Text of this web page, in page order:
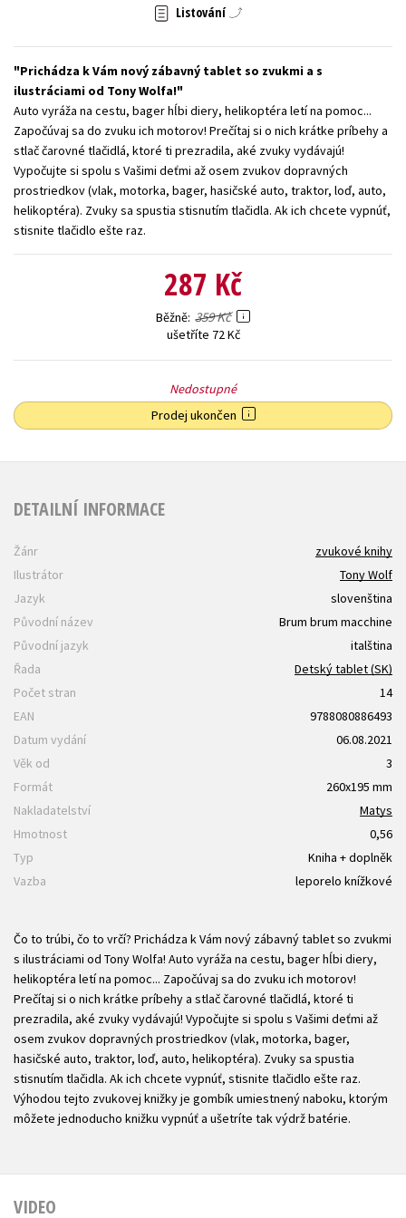
Zahraniční literatura
Všechny tituly
Listování
Prichádza k Vám nový zábavný tablet so zvukmi a s
ilustráciami od Tony Wolfa!
Auto vyráža na cestu, bager hĺbi diery, helikoptéra letí na pomoc...
Započúvaj sa do zvuku ich motorov! Prečítaj si o nich krátke príbehy a
stlač čarovné tlačidlá, ktoré ti prezradila, aké zvuky vydávajú!
Vypočujte si spolu s Vašimi deťmi až osem zvukov dopravných
prostriedkov (vlak, motorka, bager, hasičské auto, traktor, loď, auto,
helikoptéra). Zvuky sa spustia stisnutím tlačidla. Ak ich chcete vypnúť,
stisnite tlačidlo ešte raz.
287 Kč
Běžně 359 Kč
ušetříte 72 Kč
Nedostupné
Prodej ukončen
DETAILNÍ INFORMACE
Žánr
zvukové knihy
Ilustrátor
Tony Wolf
Jazyk
slovenština
Původní název
Brum brum macchine
Původní jazyk
italština
Řada
Detský tablet (SK)
Počet stran
14
EAN
9788080886493
Datum vydání
06.08.2021
Věk od
3
Formát
260x195 mm
Nakladatelství
Matys
Hmotnost
0,56
Typ
Kniha + doplněk
Vazba
leporelo knížkové
Čo to trúbi, čo to vrčí? Prichádza k Vám nový zábavný tablet so zvukmi
s ilustráciami od Tony Wolfa! Auto vyráža na cestu, bager hĺbi diery,
helikoptéra letí na pomoc... Započúvaj sa do zvuku ich motorov!
Prečítaj si o nich krátke príbehy a stlač čarovné tlačidlá, ktoré ti
prezradila, aké zvuky vydávajú! Vypočujte si spolu s Vašimi deťmi až
osem zvukov dopravných prostriedkov (vlak, motorka, bager,
hasičské auto, traktor, loď, auto, helikoptéra). Zvuky sa spustia
stisnutím tlačidla. Ak ich chcete vypnúť, stisnite tlačidlo ešte raz.
Výhodou tejto zvukovej knižky je gombík umiestnený naboku, ktorým
môžete jednoducho knižku vypnúť a ušetríte tak výdrž batérie.
VIDEO